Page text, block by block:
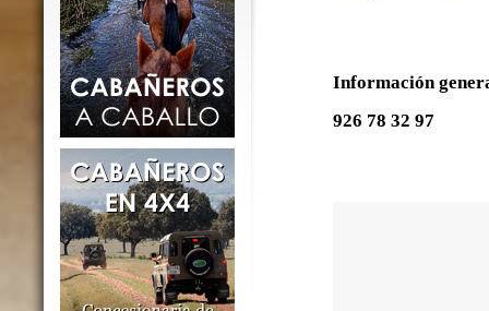
Información
926 78 32 97